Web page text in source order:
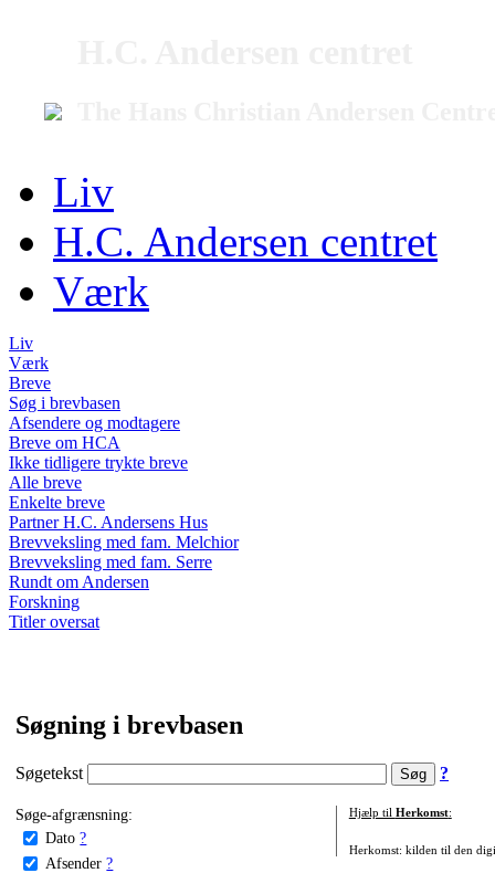
Liv
H.C. Andersen centret
Værk
Liv
Værk
Breve
Søg i brevbasen
Afsendere og modtagere
Breve om HCA
Ikke tidligere trykte breve
Alle breve
Enkelte breve
Partner H.C. Andersens Hus
Brevveksling med fam. Melchior
Brevveksling med fam. Serre
Rundt om Andersen
Forskning
Titler oversat
Søgning i brevbasen
Søgetekst ?
Søge-afgrænsning:
Dato ?
Afsender ?
Hjælp til Herkomst:
Herkomst: kilden til den